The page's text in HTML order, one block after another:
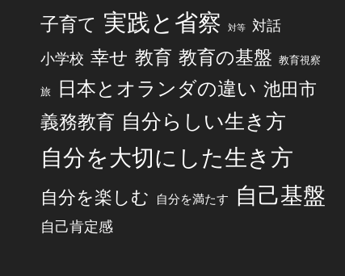
子育て 実践と省察 対等
対話
小学校 幸せ 教育 教育の基盤 教育視察
旅 日本とオランダの違い 池田市
義務教育 自分らしい生き方
自分を大切にした生き方
自分を楽しむ 自分を満たす 自己基盤
自己肯定感